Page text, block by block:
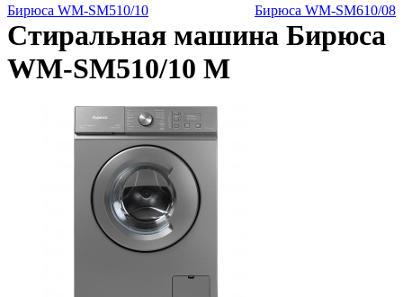
Бирюса WM-SM510/10 Бирюса WM-SM610/08
Стиральная машина Бирюса
WM-SM510/10 M